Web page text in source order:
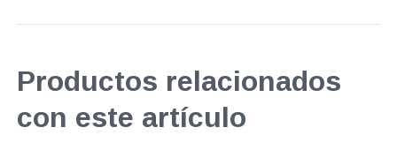
Productos relacionados
con este artículo